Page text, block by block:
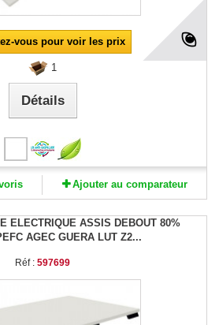
vous pour voir les prix
1
Détails
Ajouter au comparateur
ELECTRIQUE ASSIS DEBOUT 80%
AGEC GUERA LUT Z2...
Réf : 597699